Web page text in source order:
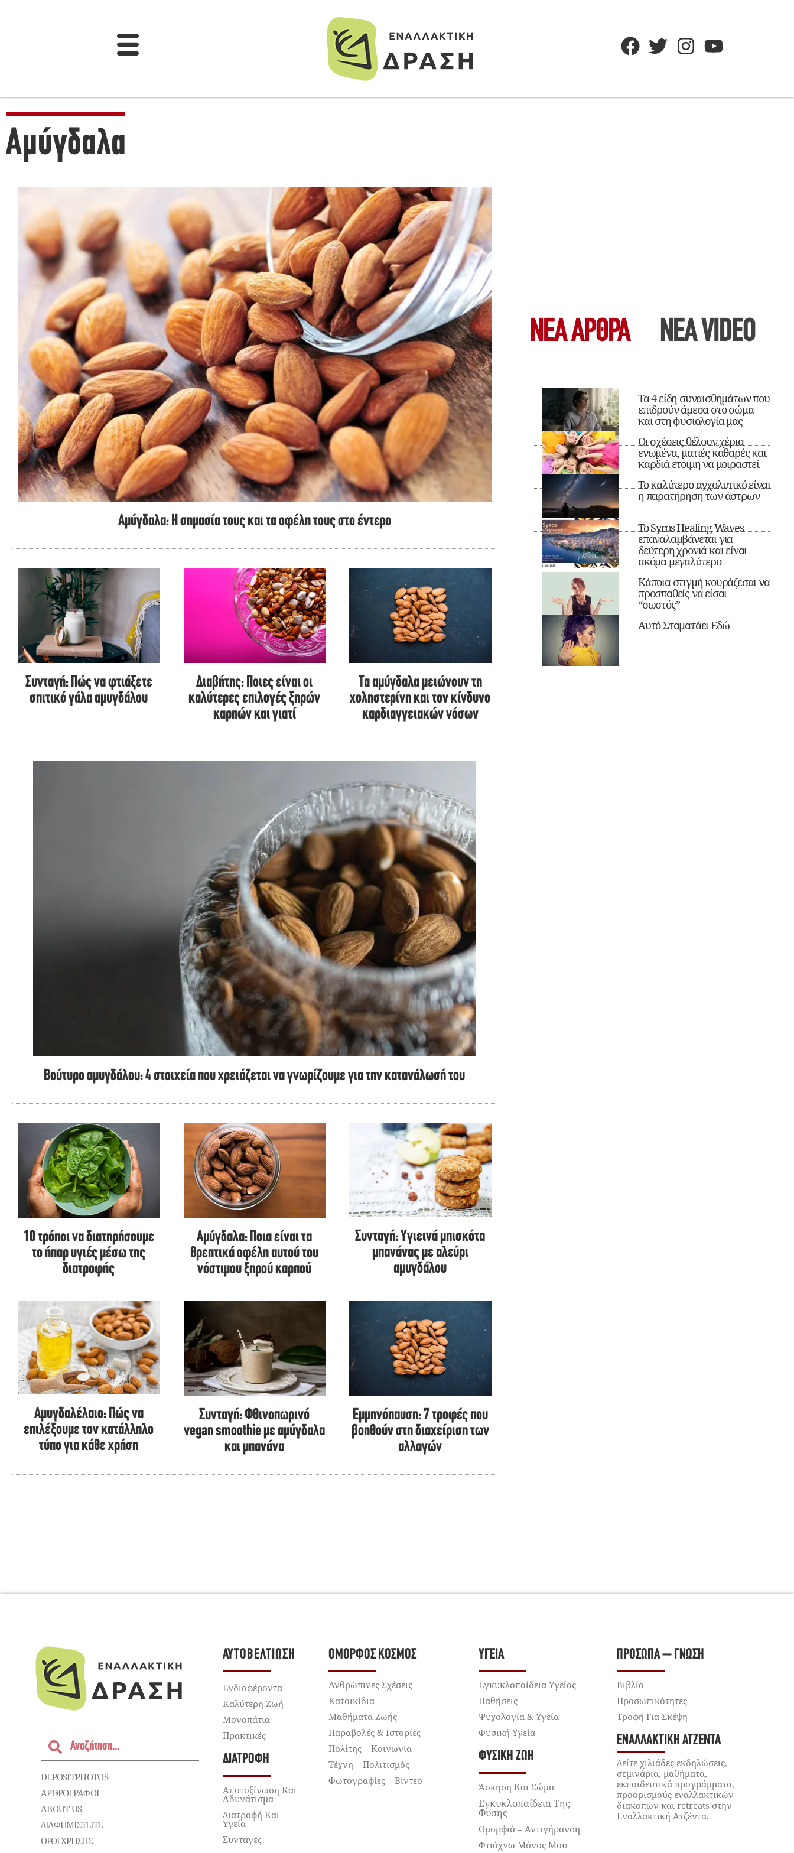
Αμύγδαλα
Αμύγδαλα: Η σημασία τους και τα οφέλη τους στο έντερο
Συνταγή: Πώς να φτιάξετε
σπιτικό γάλα αμυγδάλου
Διαβήτης: Ποιες είναι οι
καλύτερες επιλογές ξηρών
καρπών και γιατί
Τα αμύγδαλα μειώνουν τη
χοληστερίνη και τον κίνδυνο
καρδιαγγειακών νόσων
Βούτυρο αμυγδάλου: 4 στοιχεία που χρειάζεται να γνωρίζουμε για την κατανάλωσή του
10 τρόποι να διατηρήσουμε
το ήπαρ υγιές μέσω της
διατροφής
Αμύγδαλα: Ποια είναι τα
θρεπτικά οφέλη αυτού του
νόστιμου ξηρού καρπού
Συνταγή: Υγιεινά μπισκότα
μπανάνας με αλεύρι
αμυγδάλου
Αμυγδαλέλαιο: Πώς να
επιλέξουμε τον κατάλληλο
τύπο για κάθε χρήση
Συνταγή: Φθινοπωρινό
vegan smoothie με αμύγδαλα
και μπανάνα
Εμμηνόπαυση: 7 τροφές που
βοηθούν στη διαχείριση των
αλλαγών
ΝΕΑ ΆΡΘΡΑ ΝΕΑ VIDEO
Τα 4 είδη συναισθημάτων που
επιδρούν άμεσα στο σώμα
και στη φυσιολογία μας
Οι σχέσεις θέλουν χέρια
ενωμένα, ματιές καθαρές και
καρδιά έτοιμη να μοιραστεί
Το καλύτερο αγχολυτικό είναι
η παρατήρηση των άστρων
Το Syros Healing Waves
επαναλαμβάνεται για
δεύτερη χρονιά και είναι
ακόμα μεγαλύτερο
Κάποια στιγμή κουράζεσαι να
προσπαθείς να είσαι
“σωστός”
Αυτό Σταματάει Εδώ
DEPOSITPHOTOS
ΑΡΘΡΟΓΡΑΦΟΙ
ABOUT US
ΔΙΑΦΗΜΙΣΤΕΊΤΕ
ΌΡΟΙ ΧΡΉΣΗΣ
ΑΥΤΟΒΕΛΤΊΩΣΗ
Ενδιαφέροντα
Καλύτερη Ζωή
Μονοπάτια
Πρακτικές
ΔΙΑΤΡΟΦΉ
Αποτοξίνωση Και
Αδυνάτισμα
Διατροφή Και
Υγεία
Συνταγές
ΌΜΟΡΦΟΣ ΚΌΣΜΟΣ
Ανθρώπινες Σχέσεις
Κατοικίδια
Μαθήματα Ζωής
Παραβολές & Ιστορίες
Πολίτης – Κοινωνία
Τέχνη – Πολιτισμός
Φωτογραφίες – Βίντεο
ΥΓΕΊΑ
Εγκυκλοπαίδεια Υγείας
Παθήσεις
Ψυχολογία & Υγεία
Φυσική Υγεία
ΦΥΣΙΚΉ ΖΩΉ
Άσκηση Και Σώμα
Εγκυκλοπαίδεια Της
Φύσης
Ομορφιά – Αντιγήρανση
Φτιάχνω Μόνος Μου
ΠΡΌΣΩΠΑ – ΓΝΏΣΗ
Βιβλία
Προσωπικότητες
Τροφή Για Σκέψη
ΕΝΑΛΛΑΚΤΙΚΉ ΑΤΖΈΝΤΑ
Δείτε χιλιάδες εκδηλώσεις,
σεμινάρια, μαθήματα,
εκπαιδευτικά προγράμματα,
προορισμούς εναλλακτικών
διακοπών και retreats στην
Εναλλακτική Ατζέντα.